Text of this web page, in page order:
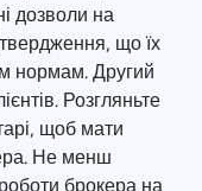
дозволи на
що їх
нормам. Другий
Розгляньте
щоб мати
Не менш
брокера на